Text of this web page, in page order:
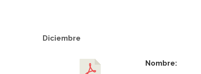
Diciembre
Nombre: